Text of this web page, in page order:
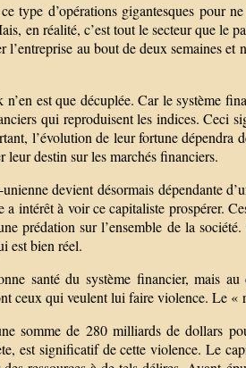
type d’opérations gigantesques pour
en réalité, c’est tout le secteur que le
l’entreprise au bout de deux semaines
est que décuplée. Car le système
qui reproduisent les indices. Ceci
l’évolution de leur fortune
leur destin sur les marchés financiers.
devient désormais dépendante
intérêt à voir ce capitaliste prospérer.
prédation sur l’ensemble de la
est bien réel.
santé du système financier, mais
ceux qui veulent lui faire violence. Le
somme de 280 milliards de dollars
est significatif de cette violence. Le